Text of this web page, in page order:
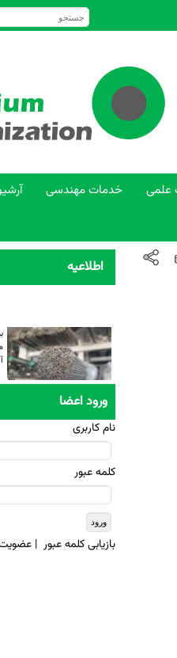
علمی خدمات مهندسی
اطلاعیه
ورود اعضا
نام کاربری
کلمه عبور
بازيابی کلمه عبور |